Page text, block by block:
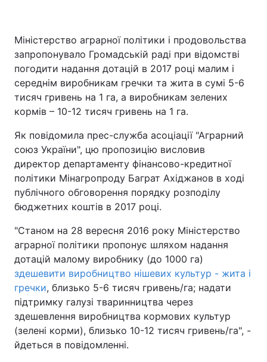
Міністерство аграрної політики і продовольства
запропонувало Громадській раді при відомстві
погодити надання дотацій в 2017 році малим і
середнім виробникам гречки та жита в сумі 5-6
тисяч гривень на 1 га, а виробникам зелених
кормів – 10-12 тисяч гривень на 1 га.
Як повідомила прес-служба асоціації "Аграрний
союз України", цю пропозицію висловив
директор департаменту фінансово-кредитної
політики Мінагропроду Баграт Ахіджанов в ході
публічного обговорення порядку розподілу
бюджетних коштів в 2017 році.
"Станом на 28 вересня 2016 року Міністерство
аграрної політики пропонує шляхом надання
дотацій малому виробнику (до 1000 га)
здешевити виробництво нішевих культур - жита і
гречки, близько 5-6 тисяч гривень/га; надати
підтримку галузі тваринництва через
здешевлення виробництва кормових культур
(зелені корми), близько 10-12 тисяч гривень/га", -
йдеться в повідомленні.